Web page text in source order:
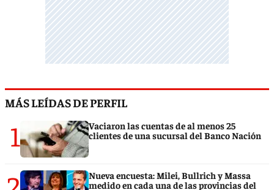
MÁS LEÍDAS DE PERFIL
1
Vaciaron las cuentas de al menos 25
clientes de una sucursal del Banco Nación
Nueva encuesta: Milei, Bullrich y Massa
medido en cada una de las provincias del